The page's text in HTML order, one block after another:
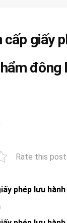
cấp giấy
đông
Rate this post
phép lưu